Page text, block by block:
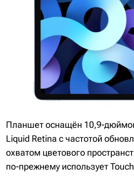
Планшет оснащён 10,9-
Liquid Retina с частотой
охватом цветового
по-прежнему использует